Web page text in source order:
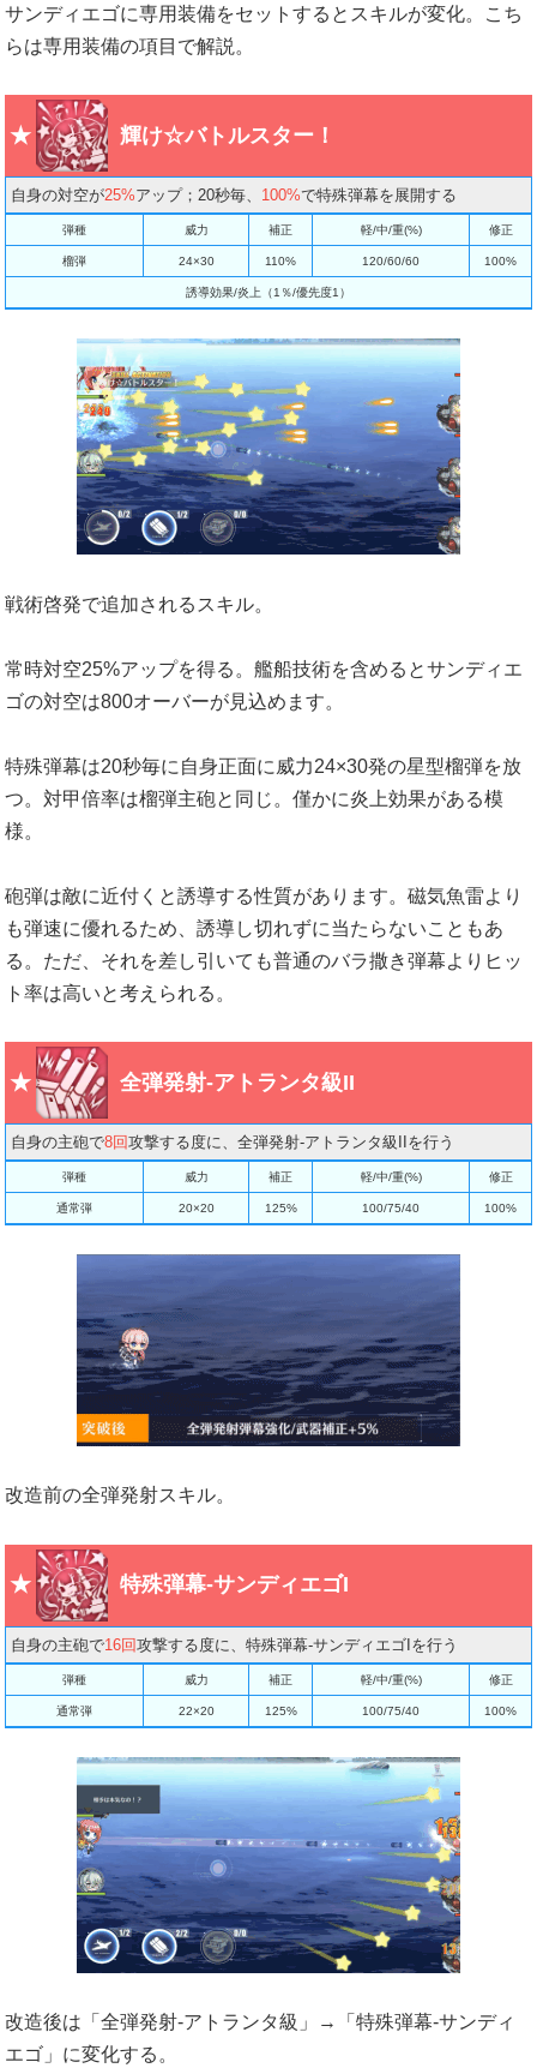
サンディエゴに専用装備をセットするとスキルが変化。こち
らは専用装備の項目で解説。
輝け☆バトルスター！
自身の対空が25%アップ；20秒毎、 100%で特殊弾幕を展開する
弾種 威力 補正 軽/中/重(%) 修正
榴弾 24×30 110% 120/60/60 100%
誘導効果/炎上（1％/優先度1）
戦術啓発で追加されるスキル。
常時対空25%アップを得る。艦船技術を含めるとサンディエ
ゴの対空は800オーバーが見込めます。
特殊弾幕は20秒毎に自身正面に威力24×30発の星型榴弾を放
つ。対甲倍率は榴弾主砲と同じ。僅かに炎上効果がある模
様。
砲弾は敵に近付くと誘導する性質があります。磁気魚雷より
も弾速に優れるため、誘導し切れずに当たらないこともあ
る。ただ、それを差し引いても普通のバラ撒き弾幕よりヒッ
ト率は高いと考えられる。
全弾発射-アトランタ級II
自身の主砲で8回攻撃する度に、全弾発射-アトランタ級IIを行う
弾種 威力 補正 軽/中/重(%) 修正
通常弾 20×20 125% 100/75/40 100%
改造前の全弾発射スキル。
特殊弾幕-サンディエゴI
自身の主砲で16回攻撃する度に、特殊弾幕-サンディエゴIを行う
弾種 威力 補正 軽/中/重(%) 修正
通常弾 22×20 125% 100/75/40 100%
改造後は「全弾発射-アトランタ級」→「特殊弾幕-サンディ
エゴ」に変化する。